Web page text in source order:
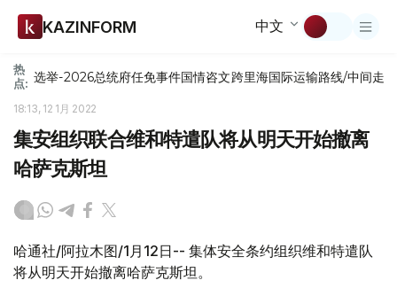
KAZINFORM 中文
热
点: 选举-2026总统府任免事件国情咨文跨里海国际运输路线/中间走廊
18:13, 12 1月 2022
集安组织联合维和特遣队将从明天开始撤离
哈萨克斯坦
哈通社/阿拉木图/1月12日-- 集体安全条约组织维和特遣队
将从明天开始撤离哈萨克斯坦。